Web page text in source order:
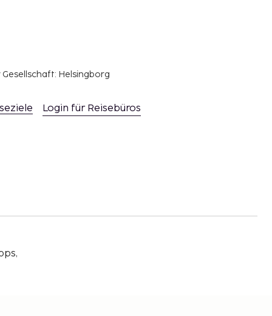
Gesellschaft: Helsingborg
Login für Reisebüros